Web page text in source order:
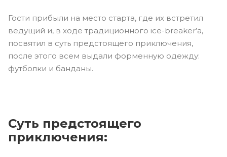
Гости прибыли на место старта, где их встретил
ведущий и, в ходе традиционного ice-breaker’а,
посвятил в суть предстоящего приключения,
после этого всем выдали форменную одежду:
футболки и банданы.
Суть предстоящего
приключения: